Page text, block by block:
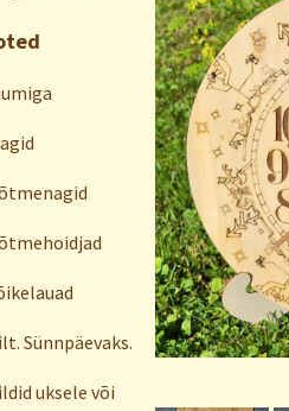
Sünnpäevaks.
uksele või